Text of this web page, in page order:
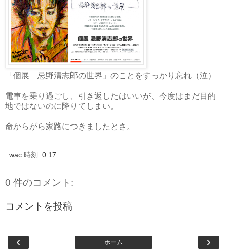
「個展 忌野清志郎の世界」のことをすっかり忘れ（泣）
電車を乗り過ごし、引き返したはいいが、今度はまだ目的
地ではないのに降りてしまい。
命からがら家路につきましたとさ。
wac 時刻: 0:17
0 件のコメント:
コメントを投稿
‹ ›
ホーム